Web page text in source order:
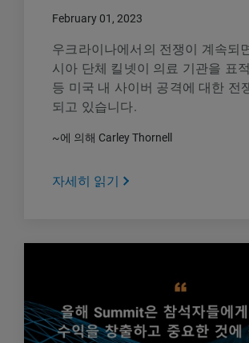
February 01, 2023
우크라이나에서의 전쟁이 계속되
시아 단체 킬넷이 의료 기관을 표
등 미국 내 사이버 공격에 대한 전
되고 있습니다.
~에 의해 Carley Thornell
자세히 읽기